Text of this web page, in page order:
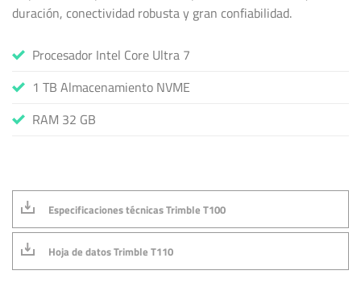
duración, conectividad robusta y gran confiabilidad.
Procesador Intel Core Ultra 7
1 TB Almacenamiento NVME
RAM 32 GB
Especificaciones técnicas Trimble T100
Hoja de datos Trimble T110